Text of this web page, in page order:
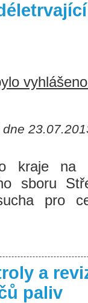
kraje na
sboru
pro
a
paliv